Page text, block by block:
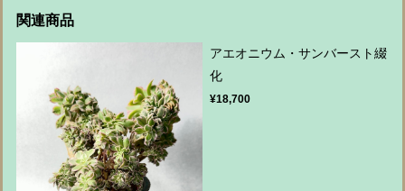
関連商品
アエオニウム・サンバースト綴
化
¥18,700